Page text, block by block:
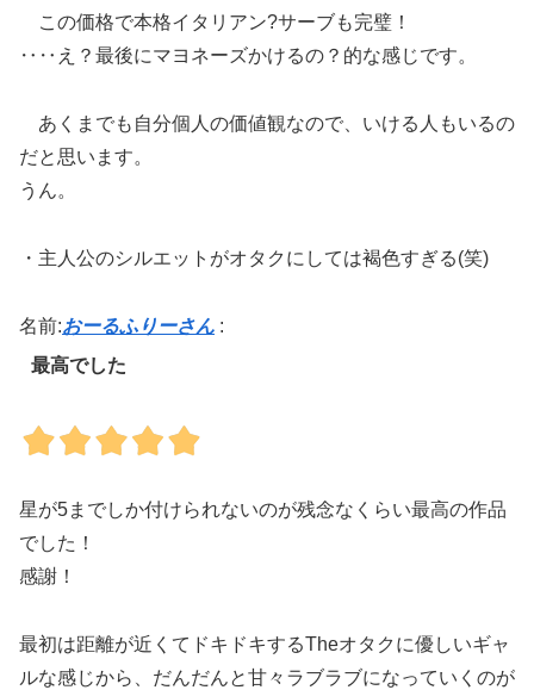
この価格で本格イタリアン?サーブも完璧！
‥‥え？最後にマヨネーズかけるの？的な感じです。
あくまでも自分個人の価値観なので、いける人もいるの
だと思います。
うん。
・主人公のシルエットがオタクにしては褐色すぎる(笑)
名前:おーるふりーさん :
最高でした
星が5までしか付けられないのが残念なくらい最高の作品
でした！
感謝！
最初は距離が近くてドキドキするTheオタクに優しいギャ
ルな感じから、だんだんと甘々ラブラブになっていくのが